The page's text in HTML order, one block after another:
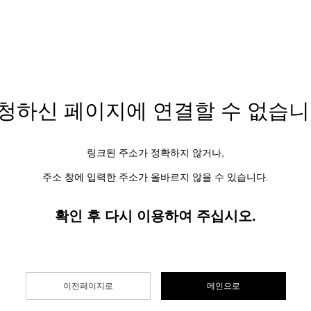
하신 페이지에 연결할 수 없습
링크된 주소가 정확하지 않거나,
주소 창에 입력한 주소가 올바르지 않을 수 있습니다.
확인 후 다시 이용하여 주십시오.
이전페이지로 메인으로